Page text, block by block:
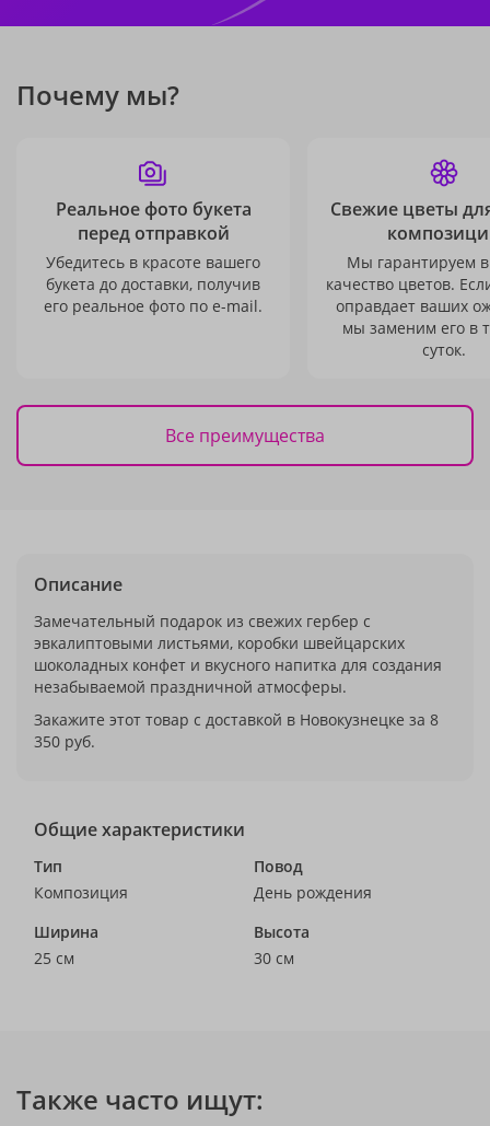
Почему мы?
Реальное фото букета
перед отправкой
Убедитесь в красоте вашего
букета до доставки, получив
его реальное фото по e-mail.
Свежие цветы
Мы гарантируем
качество цветов.
оправдает ваших
мы заменим его в
суток.
Все преимущества
Описание
Замечательный подарок из свежих гербер с
эвкалиптовыми листьями, коробки швейцарских
шоколадных конфет и вкусного напитка для создания
незабываемой праздничной атмосферы.
Закажите этот товар с доставкой в Новокузнецке за 8
350 руб.
Общие характеристики
Тип
Композиция
Повод
День рождения
Ширина
25 см
Высота
30 см
Также часто ищут: